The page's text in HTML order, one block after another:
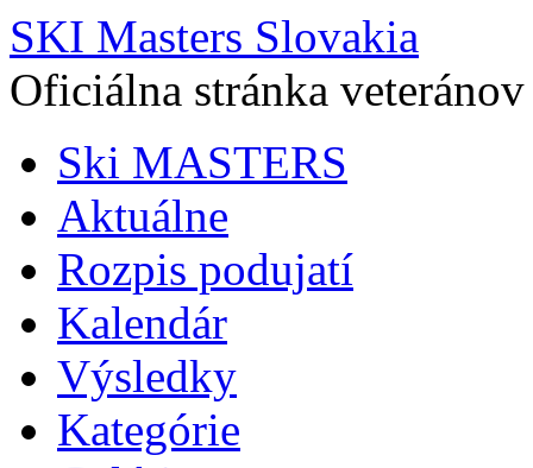
SKI Masters Slovakia
Oficiálna stránka
Ski MASTERS
Aktuálne
Rozpis podujatí
Kalendár
Výsledky
Kategórie